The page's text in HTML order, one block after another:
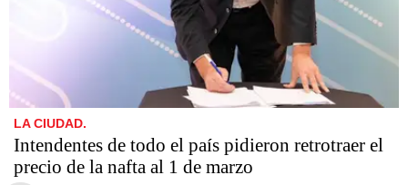
LA CIUDAD.
Intendentes de todo el país pidieron retrotraer el
precio de la nafta al 1 de marzo